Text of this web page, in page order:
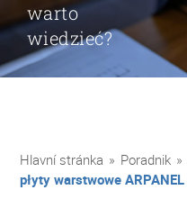
warto
wiedzieć?
Hlavní stránka » Poradnik »
płyty warstwowe